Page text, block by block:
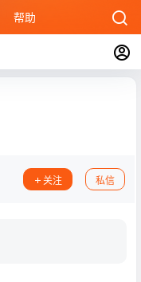
帮助
关注 私信